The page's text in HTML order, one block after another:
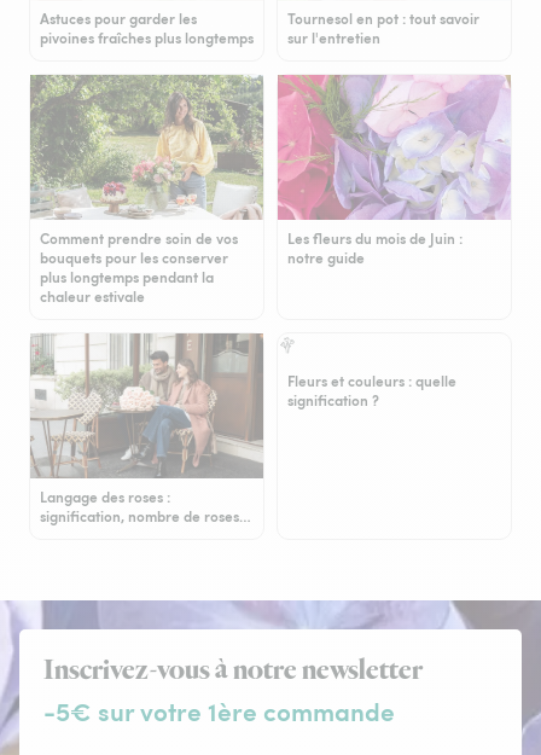
Astuces pour garder les
pivoines fraîches plus longtemps
Tournesol en pot : tout savoir
sur l'entretien
Comment prendre soin de vos
bouquets pour les conserver
plus longtemps pendant la
chaleur estivale
Les fleurs du mois de Juin :
notre guide
Langage des roses :
signification, nombre de roses…
Fleurs et couleurs : quelle
signification ?
Inscrivez-vous à notre newsletter
-5€ sur votre 1ère commande